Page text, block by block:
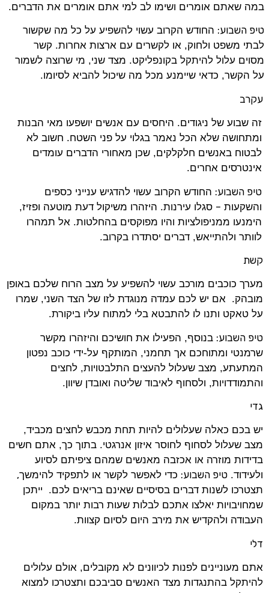
במה שאתם אומרים ושימו לב למי אתם אומרים את הדברים.
טיפ השבוע:החודש הקרוב עשוי להשפיע על כל מה שקשור
לבתי משפט ולחוק, או לקשרים עם ארצות אחרות. קשר
מסוים עלול להיתקל בקונפליקט. מצד שני, מי שרוצה לשמור
על הקשר, כדאי שיימנע מכל מה שיכול להביא לסיומו.
עקרב
זה שבוע של ניגודים. היחסים עם אנשים יושפעו מאי הבנות
ומתחושה שלא הכל נאמר בגלוי על פני השטח. חשוב לא
לבטוח באנשים חלקלקים, שכן מאחורי הדברים עומדים
אינטרסים אחרים.
טיפ השבוע:החודש הקרוב עשוי להדגיש ענייני כספים
והשקעות –סגלו עירנות. היזהרו משיקול דעת מוטעה ופזיז,
הימנעו ממניפולציות והיו מפוקסים בהחלטות. אל תמהרו
לוותר ולהתייאש, דברים יסתדרו בקרוב.
קשת
מערך כוכבים מורכב עשוי להשפיע על מצב הרוח שלכם באופן
מובהק. אם יש לכם עמדה מנוגדת לזו של הצד השני, שמרו
על טאקט ותנו לו להתבטא בלי למתוח עליו ביקורת.
טיפ השבוע:בנוסף, הפעילו את חושיכם והיזהרו מקשר
שרמנטי ומתוחכם אך תחמני, המותקף על-ידי כוכב נפטון
המתעתע, מצב שעלול להעצים התלבטויות, לחצים
והתמודדויות, ולסחוף לאיבוד שליטה ואובדן שיוון.
גדי
יש בכם כאלה שעלולים להיות תחת מכבש לחצים מכביד,
מצב שעלול לסחוף לחוסר איזון אנרגטי. בתוך כך, אתם חשים
בדידות מוזרה או אכזבה מאנשים שמהם ציפיתם לסיוע
ולעידוד. טיפ השבוע:כדי לאפשר לקשר או לתפקיד להימשך,
תצטרכו לשנות דברים בסיסיים שאינם בריאים לכם. ייתכן
שמחויבויות יאלצו אתכם לבלות שעות רבות יותר במקום
העבודה ולהקדיש את מירב היום לסיום קצוות.
דלי
אתם מעוניינים לפנות לכיוונים לא מקובלים, אולם עלולים
להיתקל בהתנגדות מצד האנשים סביבכם ותצטרכו למצוא